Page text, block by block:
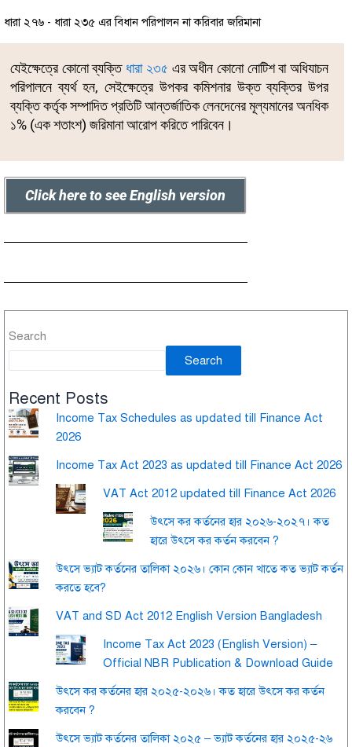
ধারা ২৭৬ - ধারা ২৩৫ এর বিধান পরিপালন না করিবার জরিমানা
যেইক্ষেত্রে কোনো ব্যক্তি ধারা ২৩৫ এর অধীন কোনো নোটিশ বা অধিযাচন
পরিপালনে ব্যর্থ হন, সেইক্ষেত্রে উপকর কমিশনার উক্ত ব্যক্তির উপর
ব্যক্তি কর্তৃক সম্পাদিত প্রতিটি আন্তর্জাতিক লেনদেনের মূল্যমানের অনধিক
১% (এক শতাংশ) জরিমানা আরোপ করিতে পারিবেন।
Click here to see English version
Search
Search
Recent Posts
Income Tax Schedules as updated till Finance Act
2026
Income Tax Act 2023 as updated till Finance Act 2026
VAT Act 2012 updated till Finance Act 2026
উৎসে কর কর্তনের হার ২০২৬-২০২৭। কত
হারে উৎসে কর কর্তন করবেন ?
উৎসে ভ্যাট কর্তনের তালিকা ২০২৬। কোন কোন খাতে কত ভ্যাট কর্তন
করতে হবে?
VAT and SD Act 2012 English Version Bangladesh
Income Tax Act 2023 (English Version) –
Official NBR Publication & Download Guide
উৎসে কর কর্তনের হার ২০২৫-২০২৬। কত হারে উৎসে কর কর্তন
করবেন ?
উৎসে ভ্যাট কর্তনের তালিকা ২০২৫ – ভ্যাট কর্তনের হার ২০২৫-২৬